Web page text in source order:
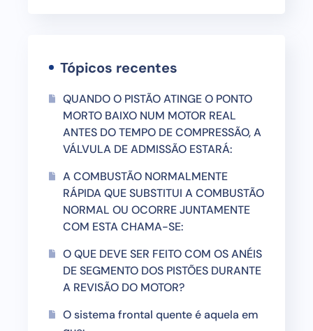
Tópicos recentes
QUANDO O PISTÃO ATINGE O PONTO
MORTO BAIXO NUM MOTOR REAL
ANTES DO TEMPO DE COMPRESSÃO, A
VÁLVULA DE ADMISSÃO ESTARÁ:
A COMBUSTÃO NORMALMENTE
RÁPIDA QUE SUBSTITUI A COMBUSTÃO
NORMAL OU OCORRE JUNTAMENTE
COM ESTA CHAMA-SE:
O QUE DEVE SER FEITO COM OS ANÉIS
DE SEGMENTO DOS PISTÕES DURANTE
A REVISÃO DO MOTOR?
O sistema frontal quente é aquela em